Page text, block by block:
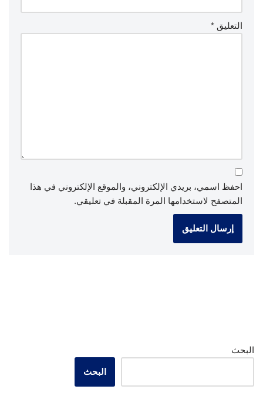
التعليق *
احفظ اسمي، بريدي الإلكتروني، والموقع الإلكتروني في هذا
المتصفح لاستخدامها المرة المقبلة في تعليقي.
البحث
البحث